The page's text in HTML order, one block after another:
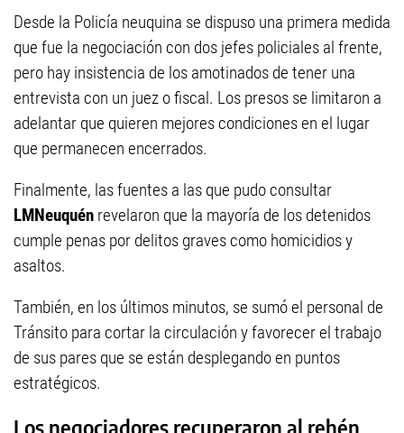
Desde la Policía neuquina se dispuso una primera medida
que fue la negociación con dos jefes policiales al frente,
pero hay insistencia de los amotinados de tener una
entrevista con un juez o fiscal. Los presos se limitaron a
adelantar que quieren mejores condiciones en el lugar
que permanecen encerrados.
Finalmente, las fuentes a las que pudo consultar
LMNeuquén revelaron que la mayoría de los detenidos
cumple penas por delitos graves como homicidios y
asaltos.
También, en los últimos minutos, se sumó el personal de
Tránsito para cortar la circulación y favorecer el trabajo
de sus pares que se están desplegando en puntos
estratégicos.
Los negociadores recuperaron al rehén